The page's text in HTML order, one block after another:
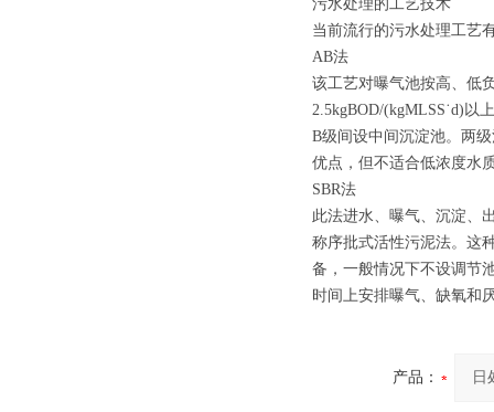
污水处理的工艺技术
当前流行的污水处理工艺
AB法
该工艺对曝气池按高、低
2.5kgBOD/(kgMLSS˙d)以
B级间设中间沉淀池。两
优点，但不适合低浓度水
SBR法
此法进水、曝气、沉淀、
称序批式活性污泥法。这
备，一般情况下不设调节
时间上安排曝气、缺氧和
产品：